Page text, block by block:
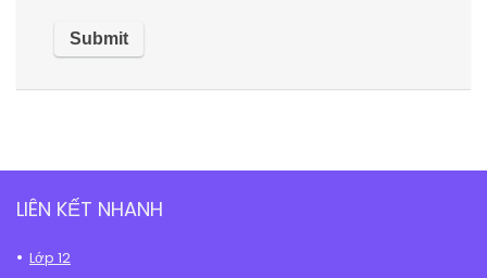
LIÊN KẾT NHANH
Lớp 12